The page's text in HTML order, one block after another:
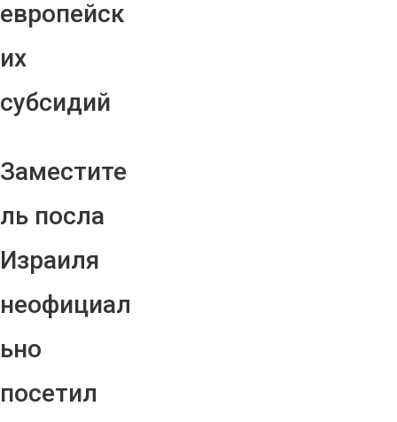
европейск
их
субсидий
Заместите
ль посла
Израиля
неофициал
ьно
посетил